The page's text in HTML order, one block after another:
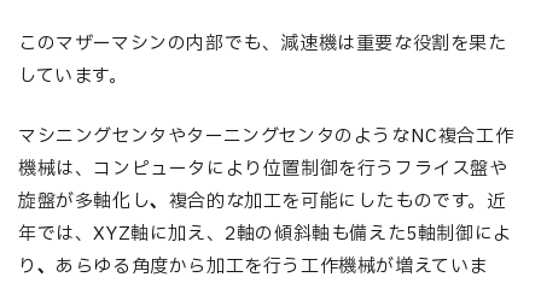
このマザーマシンの内部でも、減速機は重要な役割を果た
しています。
マシニングセンタやターニングセンタのようなNC複合工作
機械は、コンピュータにより位置制御を行うフライス盤や
旋盤が多軸化し、 複合的な加工を可能にしたものです。近
年では、XYZ軸に加え、2軸の傾斜軸も備えた5軸制御によ
り、 あらゆる角度から加工を行う工作機械が増えていま